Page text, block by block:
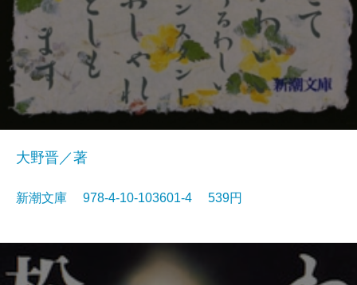
大野晋／著
新潮文庫 978-4-10-103601-4 539円